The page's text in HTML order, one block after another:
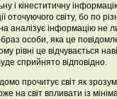
і кінеститичну
оточуючого світу, бо по
аналізує інформацію не
особи, яка це
рівні це відчувається
сприйнято відповідно.
прочитує світ як
на світ впливати із